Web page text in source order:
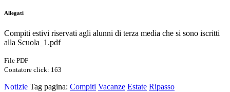
Allegati
Compiti estivi riservati agli alunni di terza media che si sono iscritti
alla Scuola_1.pdf
File PDF
Contatore click: 163
Notizie Tag pagina: Compiti Vacanze Estate Ripasso